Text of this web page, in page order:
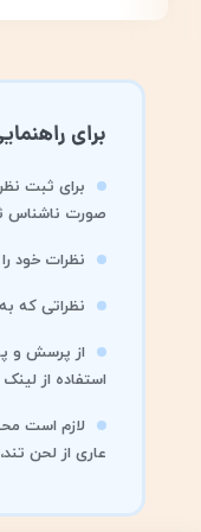
برای
برای ثبت
صورت ناشناس
نظرات خود
نظراتی که
از پرسش و
استفاده از
لازم است
عاری از لحن